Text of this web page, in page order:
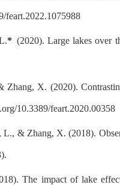
feart.2022.1075988
* (2020). Large lakes over
X. (2020).
10.3389/feart.2020.00358
& Zhang, X. (2018).
The impact of lake